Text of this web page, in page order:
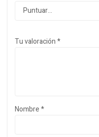
Tu valoración*
Nombre*